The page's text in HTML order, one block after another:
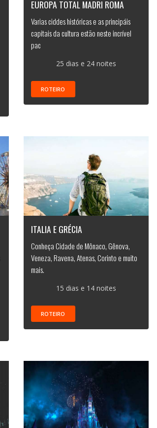
EUROPA TOTAL MADRI ROMA
Varias ciddes históricas e as principáis
capitais da cultura estão neste incrível
pac
25 dias e 24 noites
ROTEIRO
ITALIA E GRÉCIA
Conheça Cidade de Mônaco, Gênova,
Veneza, Ravena, Atenas, Corinto e muito
mais.
15 dias e 14 noites
ROTEIRO